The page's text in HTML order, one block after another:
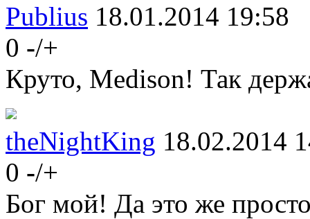
Publius 18.01.2014 19:58
0 -/+
Круто, Medison! Так
theNightKing 18.02.2014
0 -/+
Бог мой! Да это же